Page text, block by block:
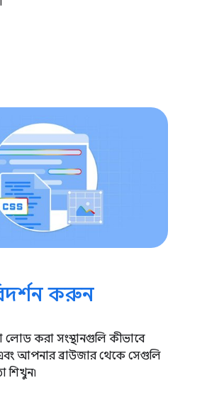
করুন
লোড করা সংস্থানগুলি কীভাবে
আপনার ব্রাউজার থেকে সেগুলি
শিখুন৷